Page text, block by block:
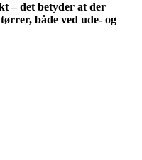
– det betyder at der
både ved ude- og